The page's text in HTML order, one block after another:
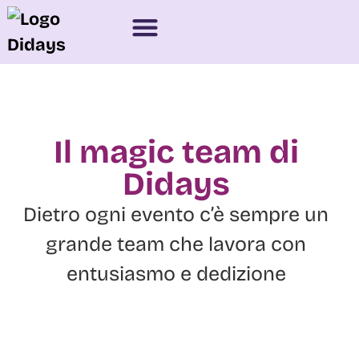
Il magic team di
Didays
Dietro ogni evento c’è sempre un
grande team che lavora con
entusiasmo e dedizione